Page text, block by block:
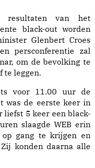
resultaten van het
black-out worden
Glenbert Croes
persconferentie zal
om de bevolking te
te leggen.
voor 11.00 uur de
was de eerste keer in
liefst 5 keer een black-
slaagde WEB erin
gang te krijgen en
konden daarna alle